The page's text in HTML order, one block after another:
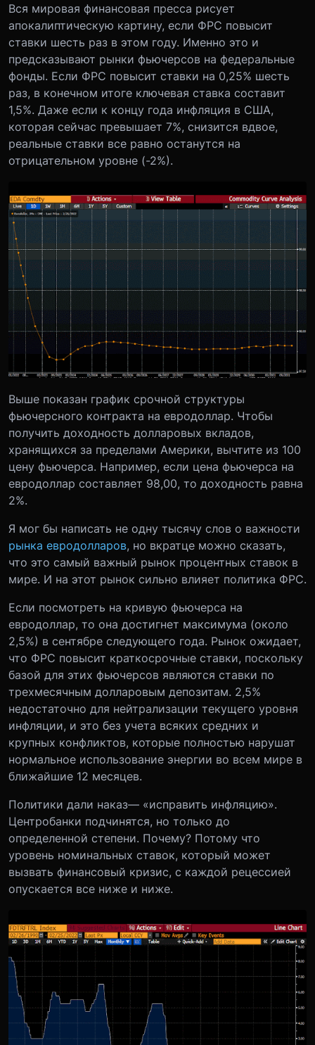
Вся мировая финансовая пресса рисует
апокалиптическую картину, если ФРС повысит
ставки шесть раз в этом году. Именно это и
предсказывают рынки фьючерсов на федеральные
фонды. Если ФРС повысит ставки на 0,25% шесть
раз, в конечном итоге ключевая ставка составит
1,5%. Даже если к концу года инфляция в США,
которая сейчас превышает 7%, снизится вдвое,
реальные ставки все равно останутся на
отрицательном уровне (-2%).
Выше показан график срочной структуры
фьючерсного контракта на евродоллар. Чтобы
получить доходность долларовых вкладов,
хранящихся за пределами Америки, вычтите из 100
цену фьючерса. Например, если цена фьючерса на
евродоллар составляет 98,00, то доходность равна
2%.
Я мог бы написать не одну тысячу слов о важности
рынка евродолларов, но вкратце можно сказать,
что это самый важный рынок процентных ставок в
мире. И на этот рынок сильно влияет политика ФРС.
Если посмотреть на кривую фьючерса на
евродоллар, то она достигнет максимума (около
2,5%) в сентябре следующего года. Рынок ожидает,
что ФРС повысит краткосрочные ставки, поскольку
базой для этих фьючерсов являются ставки по
трехмесячным долларовым депозитам. 2,5%
недостаточно для нейтрализации текущего уровня
инфляции, и это без учета всяких средних и
крупных конфликтов, которые полностью нарушат
нормальное использование энергии во всем мире в
ближайшие 12 месяцев.
Политики дали наказ— «исправить инфляцию».
Центробанки подчинятся, но только до
определенной степени. Почему? Потому что
уровень номинальных ставок, который может
вызвать финансовый кризис, с каждой рецессией
опускается все ниже и ниже.